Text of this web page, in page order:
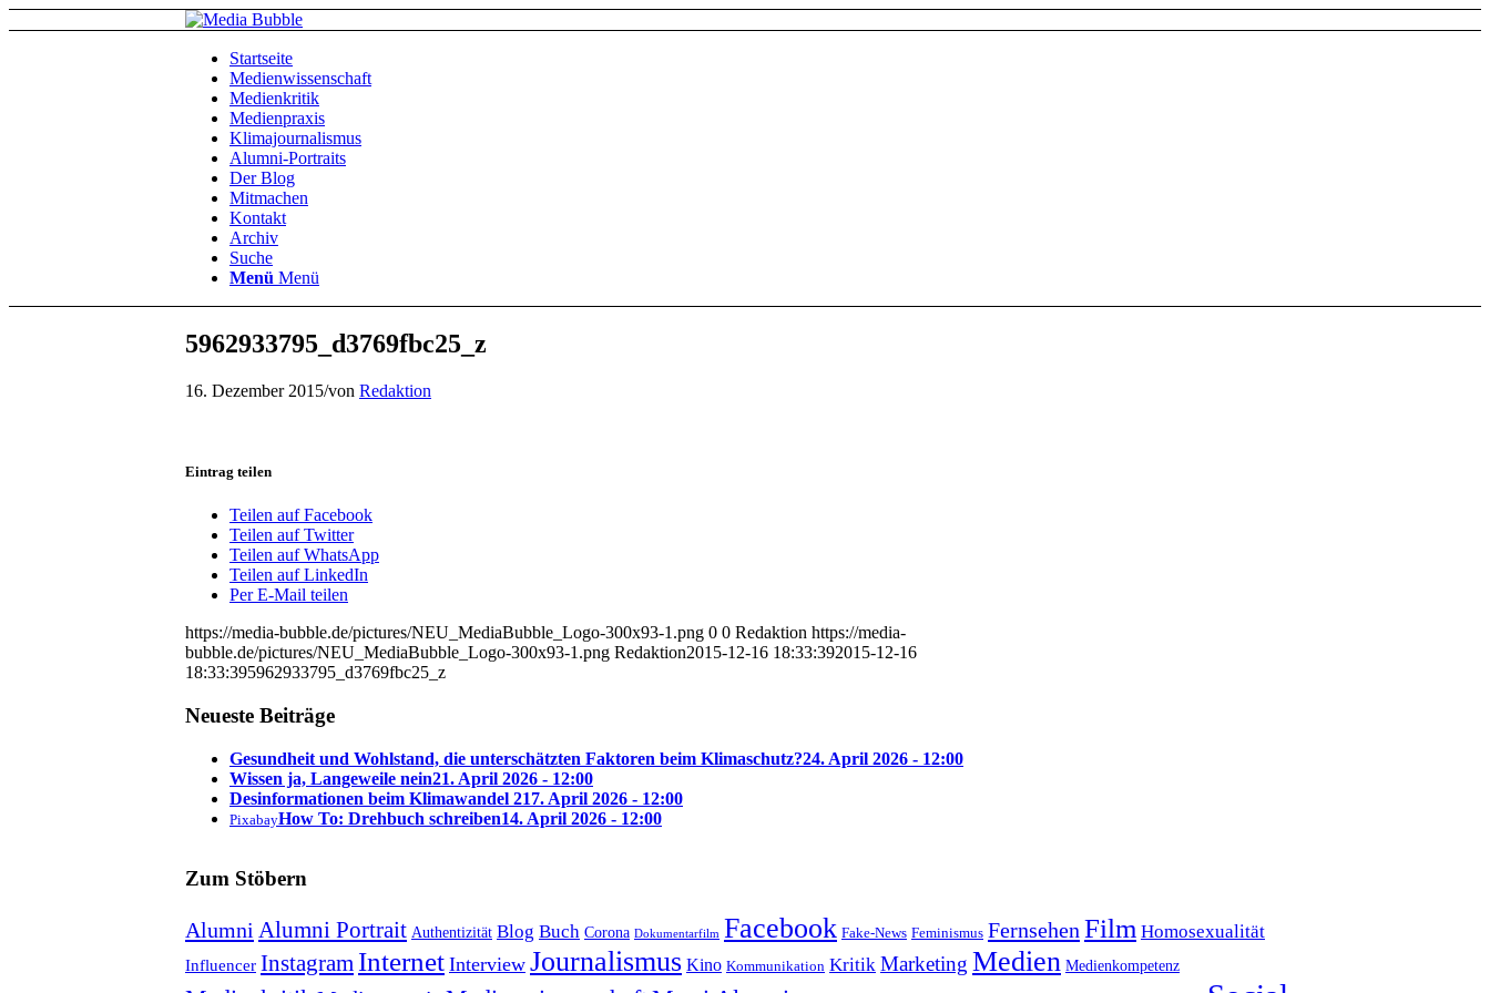
Startseite
Medienwissenschaft
Medienkritik
Medienpraxis
Klimajournalismus
Alumni-Portraits
Der Blog
Mitmachen
Kontakt
Archiv
Suche
Menü Menü
5962933795_d3769fbc25_z
16. Dezember 2015/von Redaktion
Eintrag teilen
Teilen auf Facebook
Teilen auf Twitter
Teilen auf WhatsApp
Teilen auf LinkedIn
Per E-Mail teilen
https://media-bubble.de/pictures/NEU_MediaBubble_Logo-300x93-1.png 0 0 Redaktion https://media-
bubble.de/pictures/NEU_MediaBubble_Logo-300x93-1.png Redaktion2015-12-16 18:33:392015-12-16
18:33:395962933795_d3769fbc25_z
Neueste Beiträge
Gesundheit und Wohlstand, die unterschätzten Faktoren beim Klimaschutz?24. April 2026 - 12:00
Wissen ja, Langeweile nein21. April 2026 - 12:00
Desinformationen beim Klimawandel 217. April 2026 - 12:00
PixabayHow To: Drehbuch schreiben14. April 2026 - 12:00
Zum Stöbern
Alumni Alumni Portrait Authentizität Blog Buch Corona Dokumentarfilm Facebook Fake-News Feminismus Fernsehen Film Homosexualität
Influencer Instagram Internet Interview Journalismus Kino Kommunikation Kritik Marketing Medien Medienkompetenz